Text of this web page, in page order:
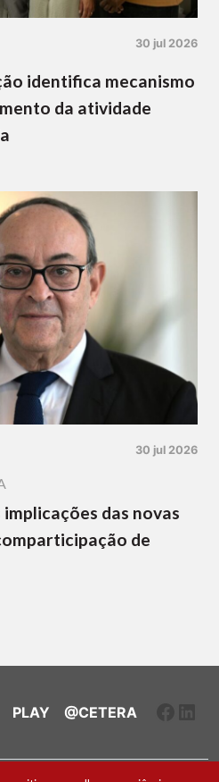
30 jul 2026
identifica mecanismo
da atividade
30 jul 2026
das novas
de
PLAY @CETERA